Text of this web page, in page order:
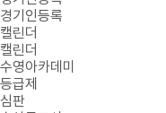
경기인등록
캘린더
캘린더
수영아카데미
등급제
심판